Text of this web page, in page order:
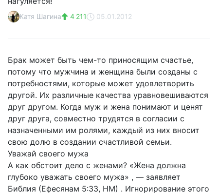
Катя Шагина 4 211 05.01.2012
Брак может быть чем-то приносящим счастье,
потому что мужчина и женщина были созданы с
потребностями, которые может удовлетворить
другой. Их различные качества уравновешиваются
друг другом. Когда муж и жена понимают и ценят
друг друга, совместно трудятся в согласии с
назначенными им ролями, каждый из них вносит
свою долю в создании счастливой семьи.
Уважай своего мужа
А как обстоит дело с женами? «Жена должна
глубоко уважать своего мужа» , — заявляет
Библия (Ефесянам 5:33, НМ) . Игнорирование этого